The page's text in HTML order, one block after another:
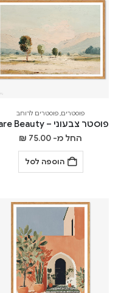
פוסטרים,פוסטרים לרוחב
פוסטר צבעוני – Bare Beauty
החל מ- ₪ 75.00
הוספה לסל